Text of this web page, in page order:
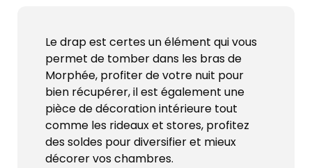
Le drap est certes un élément qui vous
permet de tomber dans les bras de
Morphée, profiter de votre nuit pour
bien récupérer, il est également une
pièce de décoration intérieure tout
comme les rideaux et stores, profitez
des soldes pour diversifier et mieux
décorer vos chambres.